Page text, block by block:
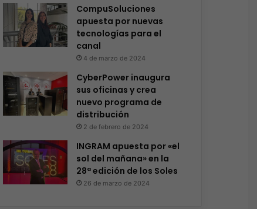
CompuSoluciones
apuesta por nuevas
tecnologías para el
canal
4 de marzo de 2024
CyberPower inaugura
sus oficinas y crea
nuevo programa de
distribución
2 de febrero de 2024
INGRAM apuesta por «el
sol del mañana» en la
28ª edición de los Soles
26 de marzo de 2024